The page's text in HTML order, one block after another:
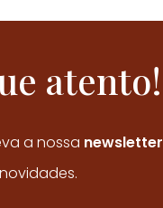
atento!
a nossa newsletter